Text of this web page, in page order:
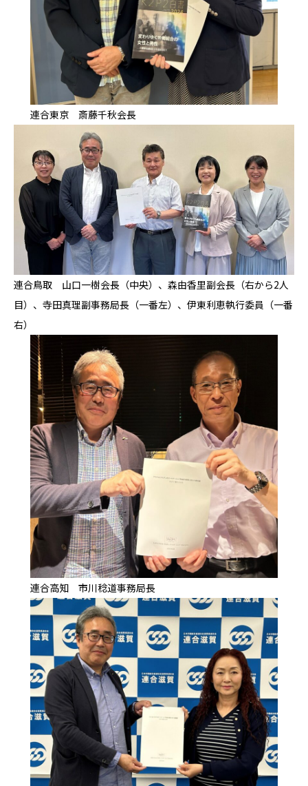
連合東京 斎藤千秋会長
連合鳥取 山口一樹会長（中央）、森由香里副会長（右から2人
目）、寺田真理副事務局長（一番左）、伊東利恵執行委員（一番
右）
連合高知 市川稔道事務局長